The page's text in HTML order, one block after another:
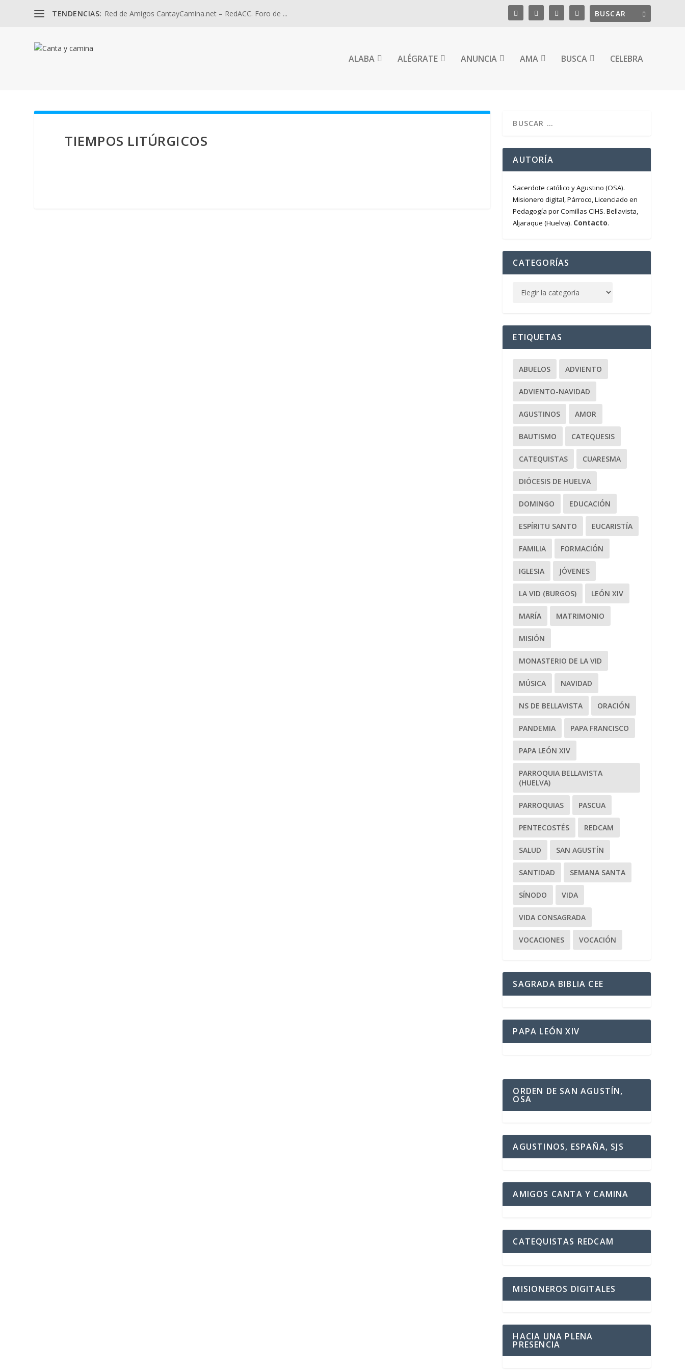
TENDENCIAS: Red de Amigos CantayCamina.net – RedACC. Foro de ...
ALABA ALÉGRATE ANUNCIA AMA BUSCA CELEBRA
TIEMPOS LITÚRGICOS
AUTORÍA
Sacerdote católico y Agustino (OSA).
Misionero digital, Párroco, Licenciado en
Pedagogía por Comillas CIHS. Bellavista,
Aljaraque (Huelva). Contacto.
CATEGORÍAS
ETIQUETAS
ABUELOS ADVIENTO
ADVIENTO-NAVIDAD
AGUSTINOS AMOR
BAUTISMO CATEQUESIS
CATEQUISTAS CUARESMA
DIÓCESIS DE HUELVA
DOMINGO EDUCACIÓN
ESPÍRITU SANTO EUCARISTÍA
FAMILIA FORMACIÓN
IGLESIA JÓVENES
LA VID (BURGOS) LEÓN XIV
MARÍA MATRIMONIO
MISIÓN
MONASTERIO DE LA VID
MÚSICA NAVIDAD
NS DE BELLAVISTA ORACIÓN
PANDEMIA PAPA FRANCISCO
PAPA LEÓN XIV
PARROQUIA BELLAVISTA
(HUELVA)
PARROQUIAS PASCUA
PENTECOSTÉS REDCAM
SALUD SAN AGUSTÍN
SANTIDAD SEMANA SANTA
SÍNODO VIDA
VIDA CONSAGRADA
VOCACIONES VOCACIÓN
SAGRADA BIBLIA CEE
PAPA LEÓN XIV
ORDEN DE SAN AGUSTÍN,
OSA
AGUSTINOS, ESPAÑA, SJS
AMIGOS CANTA Y CAMINA
CATEQUISTAS REDCAM
MISIONEROS DIGITALES
HACIA UNA PLENA
PRESENCIA